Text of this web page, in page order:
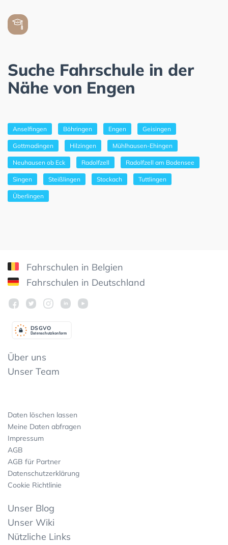
Suche Fahrschule in der
Nähe von Engen
Anselfingen Böhringen Engen Geisingen
Gottmadingen Hilzingen Mühlhausen-Ehingen
Neuhausen ob Eck Radolfzell Radolfzell am Bodensee
Singen Steißlingen Stockach Tuttlingen
Überlingen
Fahrschulen in Belgien
Fahrschulen in Deutschland
Datenschutzkonform
DSGVO
Über uns
Unser Team
Daten löschen lassen
Meine Daten abfragen
Impressum
AGB
AGB für Partner
Datenschutzerklärung
Cookie Richtlinie
Unser Blog
Unser Wiki
Nützliche Links